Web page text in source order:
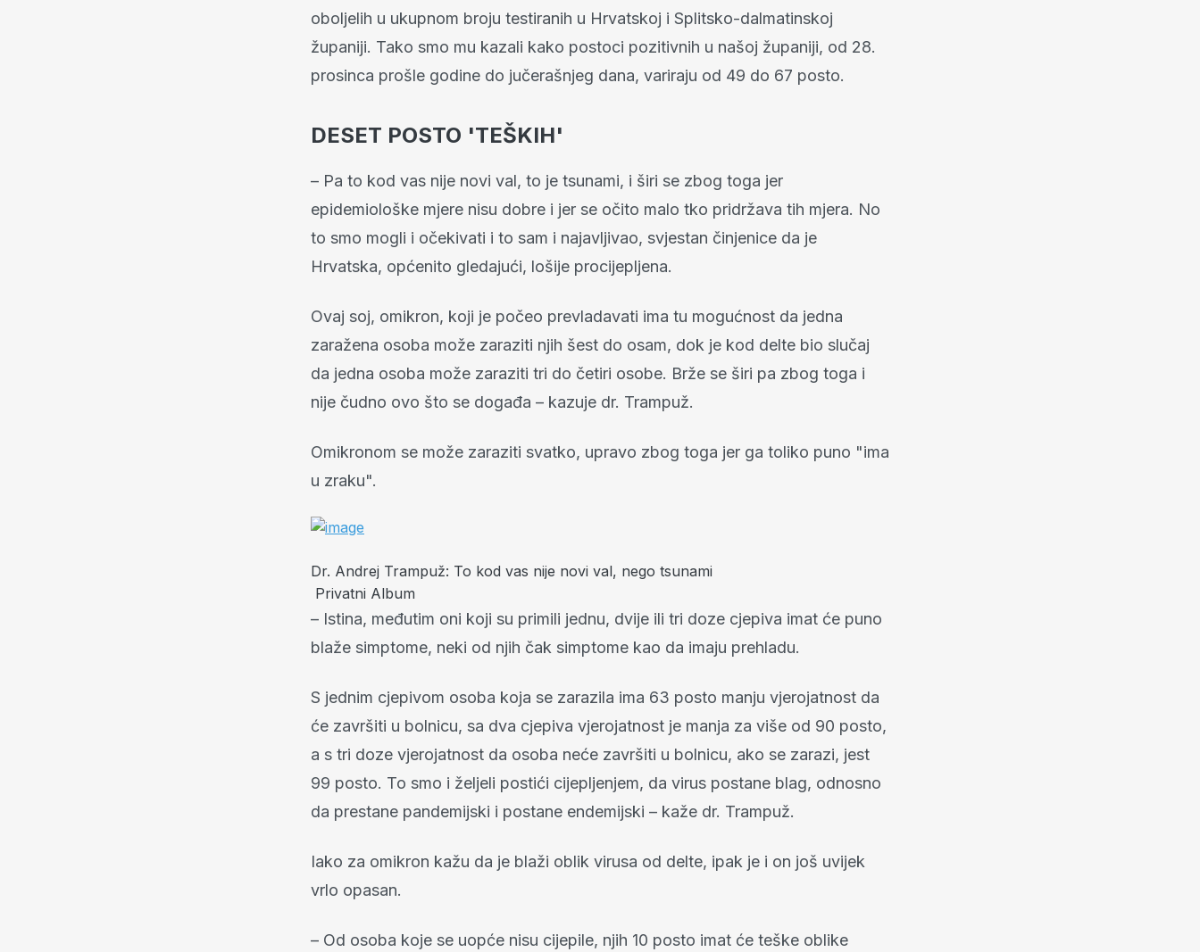
oboljelih u ukupnom broju testiranih u Hrvatskoj i Splitsko-dalmatinskoj
županiji. Tako smo mu kazali kako postoci pozitivnih u našoj županiji, od 28.
prosinca prošle godine do jučerašnjeg dana, variraju od 49 do 67 posto.
DESET POSTO 'TEŠKIH'
– Pa to kod vas nije novi val, to je tsunami, i širi se zbog toga jer
epidemiološke mjere nisu dobre i jer se očito malo tko pridržava tih mjera. No
to smo mogli i očekivati i to sam i najavljivao, svjestan činjenice da je
Hrvatska, općenito gledajući, lošije procijepljena.
Ovaj soj, omikron, koji je počeo prevladavati ima tu mogućnost da jedna
zaražena osoba može zaraziti njih šest do osam, dok je kod delte bio slučaj
da jedna osoba može zaraziti tri do četiri osobe. Brže se širi pa zbog toga i
nije čudno ovo što se događa – kazuje dr. Trampuž.
Omikronom se može zaraziti svatko, upravo zbog toga jer ga toliko puno "ima
u zraku".
Dr. Andrej Trampuž: To kod vas nije novi val, nego tsunami
Privatni Album
– Istina, međutim oni koji su primili jednu, dvije ili tri doze cjepiva imat će puno
blaže simptome, neki od njih čak simptome kao da imaju prehladu.
S jednim cjepivom osoba koja se zarazila ima 63 posto manju vjerojatnost da
će završiti u bolnicu, sa dva cjepiva vjerojatnost je manja za više od 90 posto,
a s tri doze vjerojatnost da osoba neće završiti u bolnicu, ako se zarazi, jest
99 posto. To smo i željeli postići cijepljenjem, da virus postane blag, odnosno
da prestane pandemijski i postane endemijski – kaže dr. Trampuž.
Iako za omikron kažu da je blaži oblik virusa od delte, ipak je i on još uvijek
vrlo opasan.
– Od osoba koje se uopće nisu cijepile, njih 10 posto imat će teške oblike